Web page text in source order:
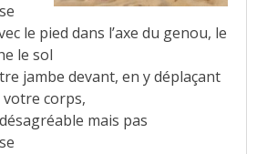
le pied dans l’axe du genou, le
le sol
jambe devant, en y déplaçant
votre corps,
mais pas